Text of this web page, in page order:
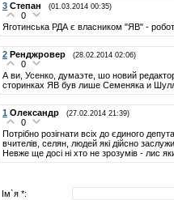
3 Степан (01.03.2014 00:35)
0
Яготинська РДА є власником "ЯВ" -
2 Ренджровер (28.02.2014 02:06)
0
А ви, Усенко, думаэте, шо новий
сторинках ЯВ був лише Семеняка и
1 Олександр (27.02.2014 21:39)
0
Потрібно розігнати всіх до єдиного
вчителів, селян, людей які дійсно
Невже ще досі ні хто не зрозумів - лис
Ім`я *: